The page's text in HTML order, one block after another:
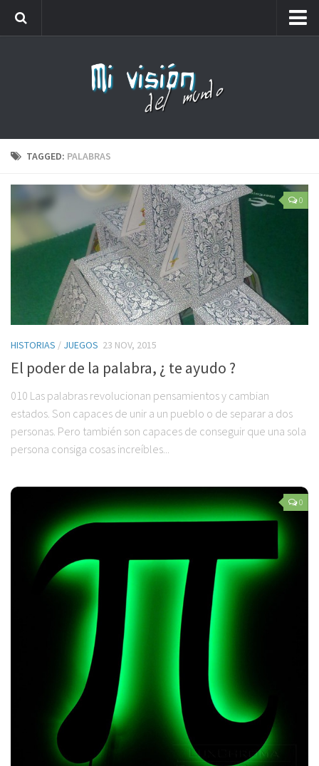
Lista de números de teléfono que no debes coger
TAGGED: PALABRAS
0
HISTORIAS / JUEGOS 23 NOV, 2015
El poder de la palabra, ¿ te ayudo ?
010 Las palabras revolucionan pensamientos y cambian
estados. Son capaces de unir a un pueblo o de separar a dos
personas. Pero también son capaces de conseguir que una sola
persona consiga cosas increíbles...
0